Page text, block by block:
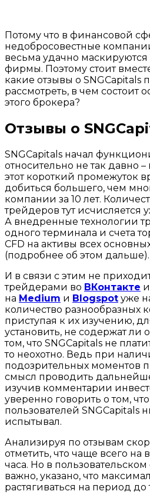
Потому что в финансовой
недобросовестные
весьма удачно
фирмы. Поэтому стоит
какие отзывы о SNGCapitals
рассмотреть, в чем состоит
этого брокера?
Отзывы о
SNGCapitals начал
относительно не так давно –
этот короткий промежуток
добиться большего, чем
компании за 10 лет.
трейдеров тут исчисляется
А внедренные технологии
одного терминала и счета
CFD на активы всех
(подробнее об этом дальше).
И в связи с этим не
трейдерами во ВКонтакте
на Medium и Blogspot уже
количество разнообразных
приступая к их изучению,
установить, не содержат
том, что SNGCapitals не
то неохотно. Ведь при
подозрительных моментов
смысл проводить
изучив комментарии
уверенно говорить о том,
пользователей SNGCapitals
испытывал.
Анализируя по отзывам
отметить, что чаще всего на
часа. Но в
важно, указано, что
растягиваться на период